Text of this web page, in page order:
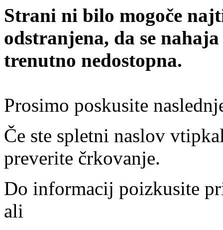
Strani ni bilo mogoče
odstranjena, da se
trenutno nedostopna.
Prosimo poskusite
Če ste spletni naslov
preverite črkovanje.
Do informacij poizkusite
ali